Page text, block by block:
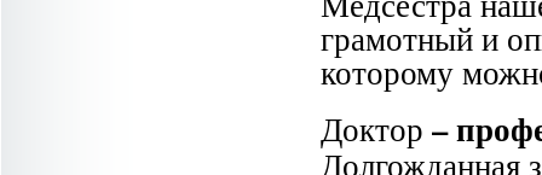
грамотный и
которому
Доктор –
Долгожданная